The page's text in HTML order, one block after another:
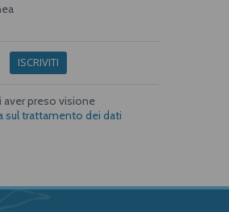
ISCRIVITI
preso visione
sul trattamento dei dati